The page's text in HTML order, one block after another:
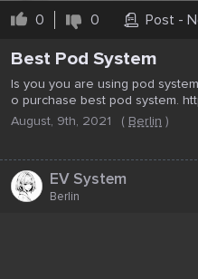
0 0 Post -
Best Pod System
Is you you are using pod
o purchase best pod system.
August, 9th, 2021
( Berlin )
EV System
Berlin